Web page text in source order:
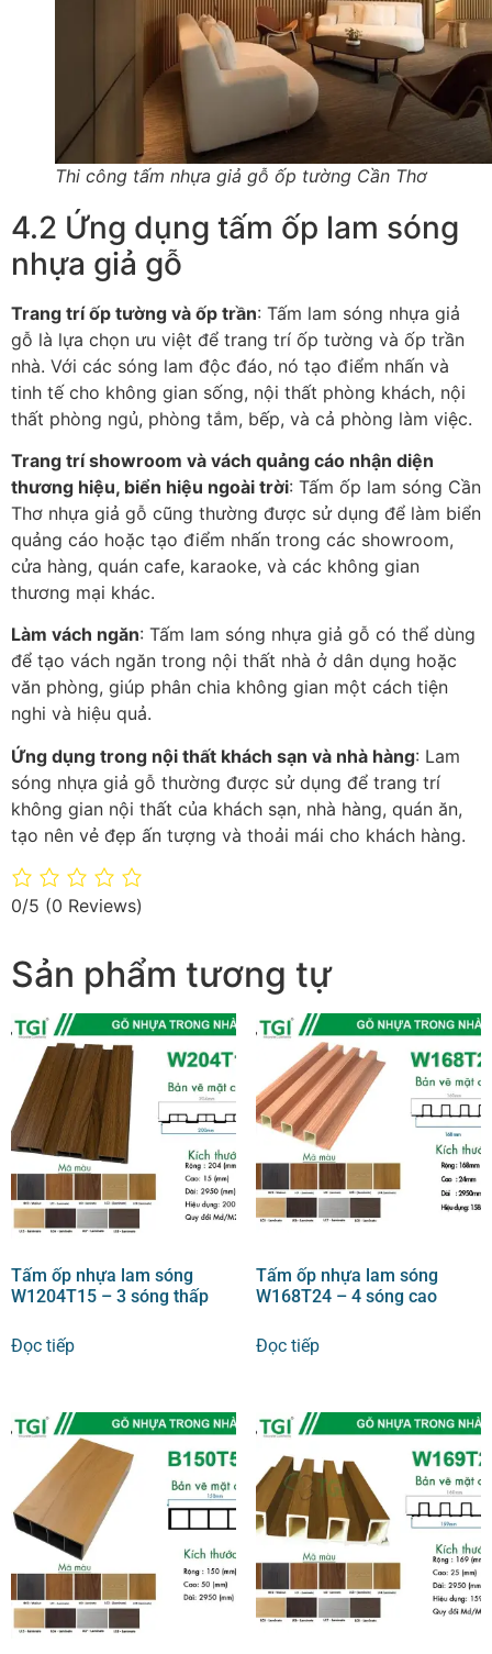
Thi công tấm nhựa giả gỗ ốp tường Cần Thơ
4.2 Ứng dụng tấm ốp lam sóng
nhựa giả gỗ
Trang trí ốp tường và ốp trần: Tấm lam sóng nhựa giả
gỗ là lựa chọn ưu việt để trang trí ốp tường và ốp trần
nhà. Với các sóng lam độc đáo, nó tạo điểm nhấn và
tinh tế cho không gian sống, nội thất phòng khách, nội
thất phòng ngủ, phòng tắm, bếp, và cả phòng làm việc.
Trang trí showroom và vách quảng cáo nhận diện
thương hiệu, biển hiệu ngoài trời: Tấm ốp lam sóng Cần
Thơ nhựa giả gỗ cũng thường được sử dụng để làm biển
quảng cáo hoặc tạo điểm nhấn trong các showroom,
cửa hàng, quán cafe, karaoke, và các không gian
thương mại khác.
Làm vách ngăn: Tấm lam sóng nhựa giả gỗ có thể dùng
để tạo vách ngăn trong nội thất nhà ở dân dụng hoặc
văn phòng, giúp phân chia không gian một cách tiện
nghi và hiệu quả.
Ứng dụng trong nội thất khách sạn và nhà hàng: Lam
sóng nhựa giả gỗ thường được sử dụng để trang trí
không gian nội thất của khách sạn, nhà hàng, quán ăn,
tạo nên vẻ đẹp ấn tượng và thoải mái cho khách hàng.
0/5 (0 Reviews)
Sản phẩm tương tự
Tấm ốp nhựa lam sóng
W1204T15 – 3 sóng thấp
Đọc tiếp
Tấm ốp nhựa lam sóng
W168T24 – 4 sóng cao
Đọc tiếp